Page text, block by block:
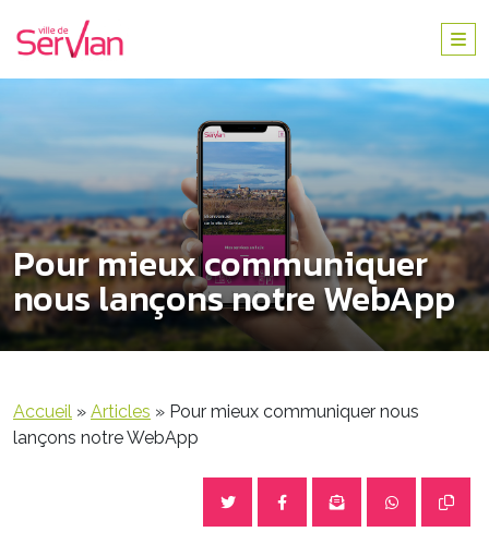
Pour mieux communiquer
nous lançons notre WebApp
Accueil » Articles » Pour mieux communiquer nous
lançons notre WebApp